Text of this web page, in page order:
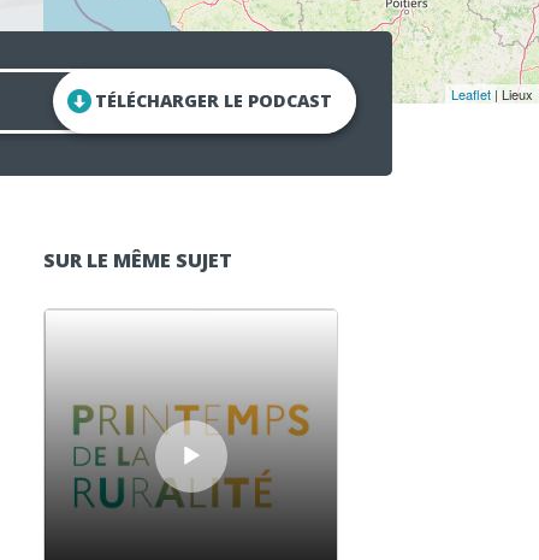
Leaflet | Lieux
TÉLÉCHARGER LE PODCAST
SUR LE MÊME SUJET
Lecteur audio